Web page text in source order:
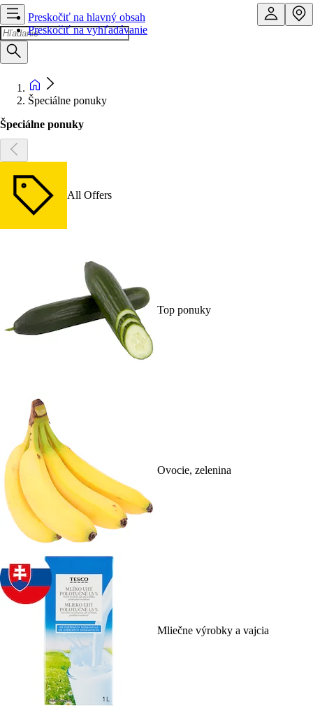
Preskočiť na hlavný obsah
Preskočiť na vyhľadávanie
Špeciálne ponuky
Špeciálne ponuky
All Offers
Top ponuky
Ovocie, zelenina
Mliečne výrobky a vajcia